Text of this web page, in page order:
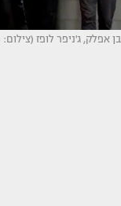
בן אפלק, ג'ניפר לופז